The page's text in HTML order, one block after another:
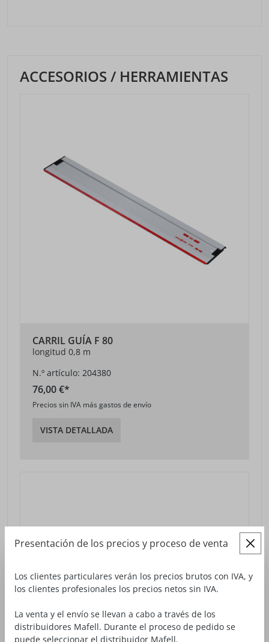
ACCESORIOS / HERRAMIENTAS
CARRIL GUÍA F 80
longitud 0,8 m
N.º artículo: 204380
76,00 €*
Precios sin IVA más gastos de envío
VISTA DETALLADA
Presentación de los precios y proceso de venta
Los clientes particulares verán los precios brutos con IVA, y
los clientes profesionales los precios netos sin IVA.
La venta y el envío se llevan a cabo a través de los
distribuidores Mafell. Durante el proceso de pedido se
puede seleccionar el distribuidor Mafell.